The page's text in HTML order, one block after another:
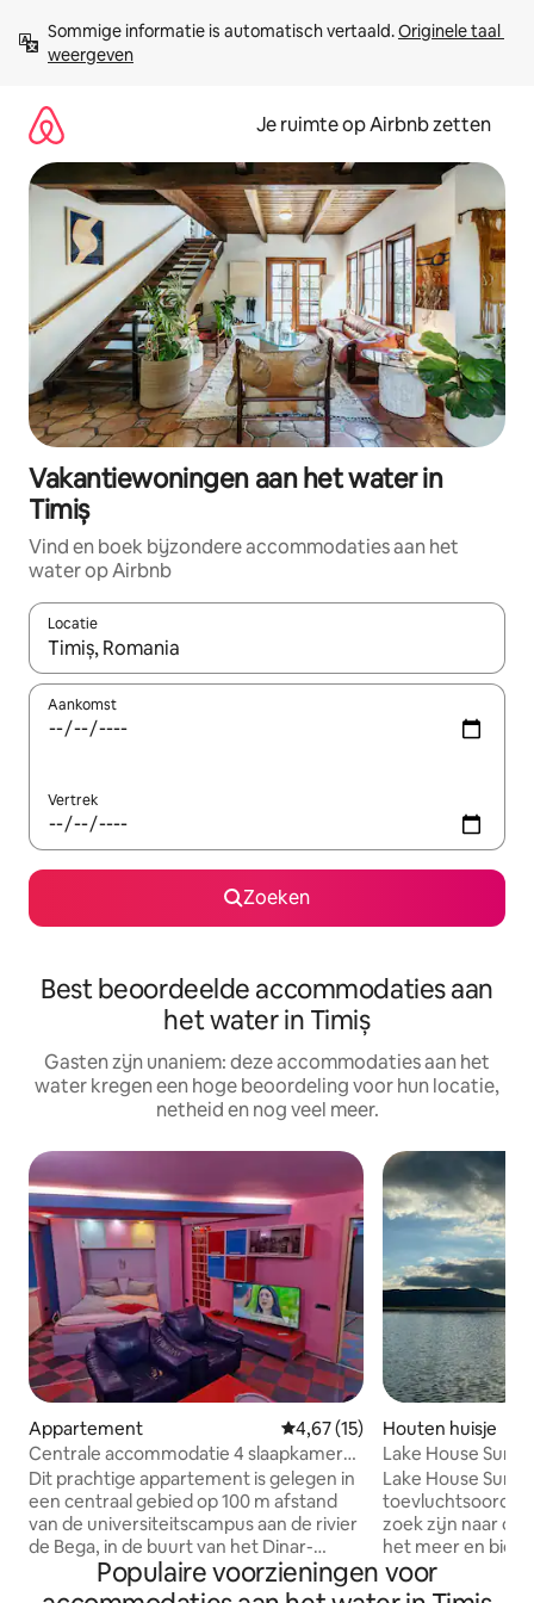
direct
naar
Sommige informatie is automatisch vertaald. Originele taal
weergeven
Je ruimte op Airbnb zetten
Vakantiewoningen aan het water in
Timiș
Vind en boek bijzondere accommodaties aan het
water op Airbnb
Locatie
Wanneer er suggesties beschikbaar zijn, maak je een keuze
Aankomst
Vertrek
Zoeken
Best beoordeelde accommodaties aan
het water in Timiș
Gasten zijn unaniem: deze accommodaties aan het
water kregen een hoge beoordeling voor hun locatie,
netheid en nog veel meer.
Appartement Gemiddelde beoordeling van
4,67 (15)
Centrale accommodatie 4 slaapkamers
luxe appartement
Dit prachtige appartement is gelegen in
een centraal gebied op 100 m afstand
van de universiteitscampus aan de rivier
de Bega, in de buurt van het Dinar-
restaurant en de Fratelli club, dicht bij
het stadscentrum (800 m), niet meer
Houten huisje
Lake House
Lake House
toevluchtsoord
zoek zijn naar
het meer en
het water, zodat
genieten van
Populaire voorzieningen voor